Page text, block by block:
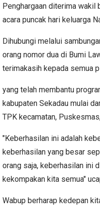
Penghargaan diterima wakil
acara puncak hari keluarga
Dihubungi melalui
orang nomor dua di Bumi
terimakasih kepada semua
yang telah membantu
kabupaten Sekadau mulai
TPK kecamatan,
"Keberhasilan ini adalah
keberhasilan yang besar
orang saja, keberhasilan ini
kekompakan kita semua"
Wabup berharap kedepan